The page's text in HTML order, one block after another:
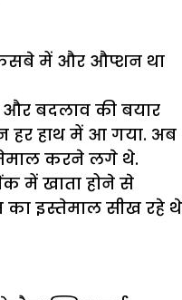
में और औप्शन था
और बदलाव की बयार
हर हाथ में आ गया. अब
करने लगे थे.
में खाता होने से
का इस्तेमाल सीख रहे थे